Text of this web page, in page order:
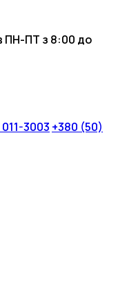
ПН-ПТ з 8:00 до
3003 +380 (50)